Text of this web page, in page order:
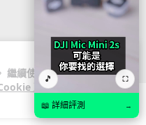
繼續使用
政
🎵 ⛶
📖 詳細評測 →